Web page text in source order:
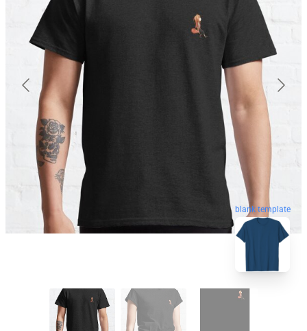
blank template